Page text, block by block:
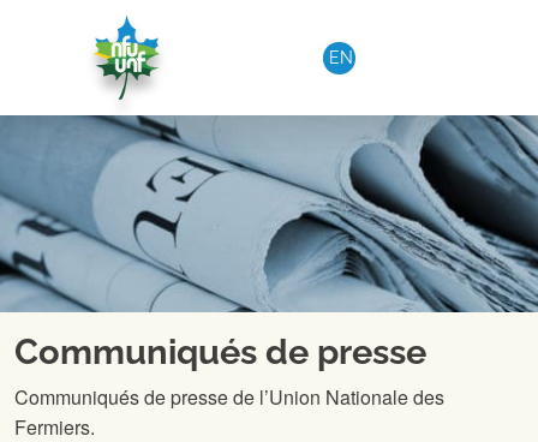
Aller au contenu
EN
Communiqués de presse
Communiqués de presse de l’Union Nationale des
Fermiers.